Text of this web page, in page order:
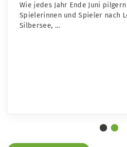
Wie jedes Jahr Ende Juni
Spielerinnen und Spieler nach
Silbersee, …